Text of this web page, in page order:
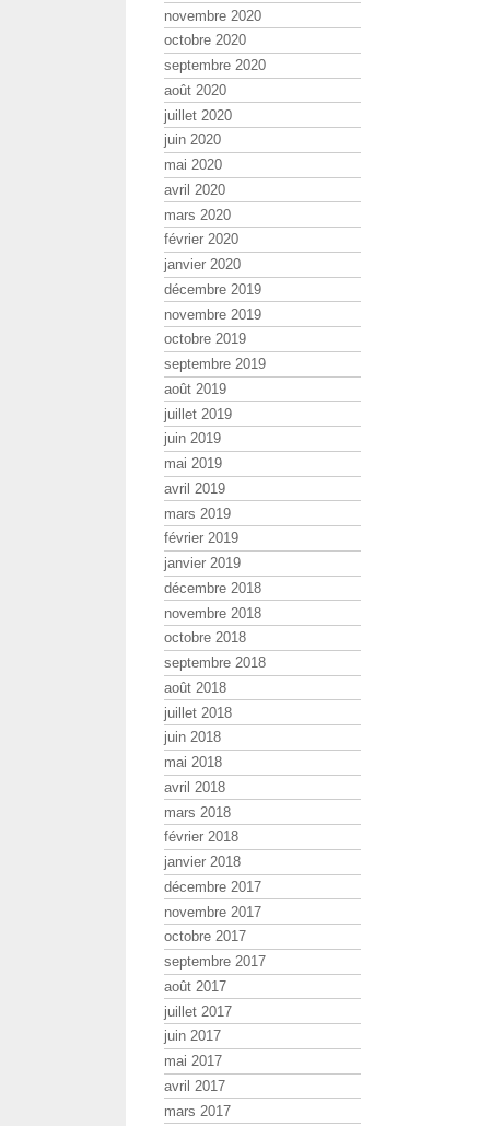
novembre 2020
octobre 2020
septembre 2020
août 2020
juillet 2020
juin 2020
mai 2020
avril 2020
mars 2020
février 2020
janvier 2020
décembre 2019
novembre 2019
octobre 2019
septembre 2019
août 2019
juillet 2019
juin 2019
mai 2019
avril 2019
mars 2019
février 2019
janvier 2019
décembre 2018
novembre 2018
octobre 2018
septembre 2018
août 2018
juillet 2018
juin 2018
mai 2018
avril 2018
mars 2018
février 2018
janvier 2018
décembre 2017
novembre 2017
octobre 2017
septembre 2017
août 2017
juillet 2017
juin 2017
mai 2017
avril 2017
mars 2017